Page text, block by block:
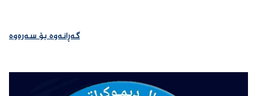
گەڕانەوە بۆ سەرەوە